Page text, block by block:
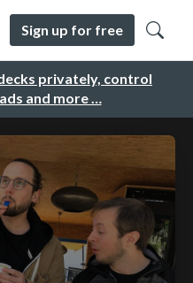
privately, control
and more …
Sign up for free